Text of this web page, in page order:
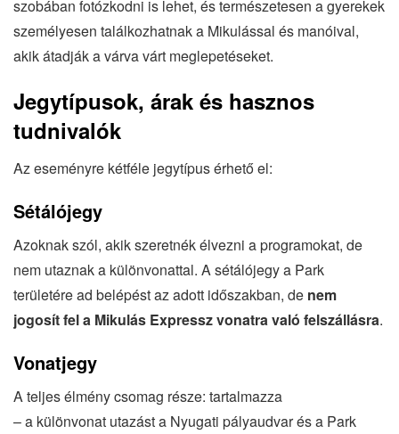
szobában fotózkodni is lehet, és természetesen a gyerekek
személyesen találkozhatnak a Mikulással és manóival,
akik átadják a várva várt meglepetéseket.
Jegytípusok, árak és hasznos
tudnivalók
Az eseményre kétféle jegytípus érhető el:
Sétálójegy
Azoknak szól, akik szeretnék élvezni a programokat, de
nem utaznak a különvonattal. A sétálójegy a Park
területére ad belépést az adott időszakban, de nem
jogosít fel a Mikulás Expressz vonatra való felszállásra.
Vonatjegy
A teljes élmény csomag része: tartalmazza
– a különvonat utazást a Nyugati pályaudvar és a Park